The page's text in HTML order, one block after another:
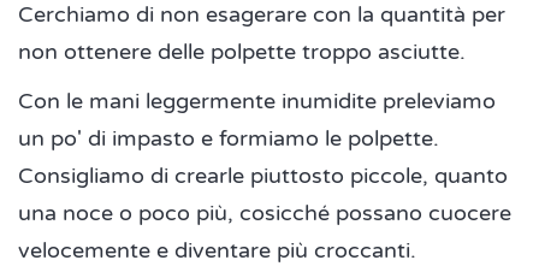
Cerchiamo di non esagerare con la quantità per
non ottenere delle polpette troppo asciutte.
Con le mani leggermente inumidite preleviamo
un po' di impasto e formiamo le polpette.
Consigliamo di crearle piuttosto piccole, quanto
una noce o poco più, cosicché possano cuocere
velocemente e diventare più croccanti.